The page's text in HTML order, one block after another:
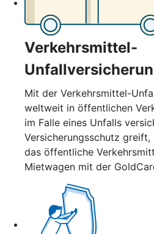
Verkehrsmittel-
Mit der Verkehrsmittel-
weltweit in öffentlichen
im Falle eines Unfalls
Versicherungsschutz
das öffentliche
Mietwagen mit der